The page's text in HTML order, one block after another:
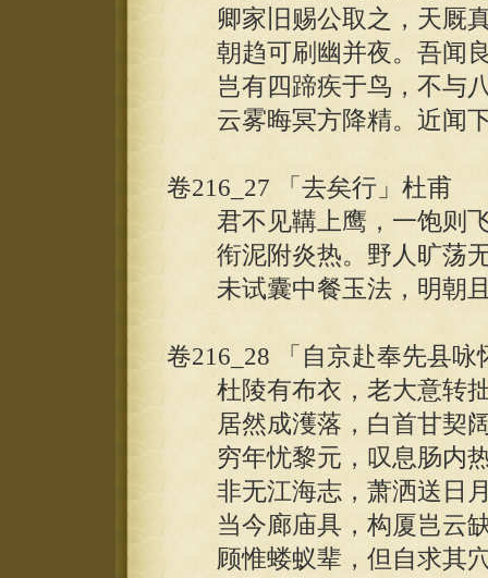
卿家旧赐公取之，天厩真
朝趋可刷幽并夜。吾闻良
岂有四蹄疾于鸟，不与八
云雾晦冥方降精。近闻下
卷216_27 「去矣行」杜甫
君不见鞲上鹰，一饱则飞
衔泥附炎热。野人旷荡无
未试囊中餐玉法，明朝
卷216_28 「自京赴奉先县咏
杜陵有布衣，老大意转拙
居然成濩落，白首甘契阔
穷年忧黎元，叹息肠内热
非无江海志，萧洒送日月
当今廊庙具，构厦岂云缺
顾惟蝼蚁辈，但自求其穴